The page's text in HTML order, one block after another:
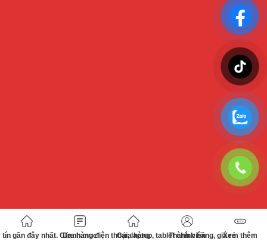
gần đây nhất. Cửa hàng điện thoại, laptop, tablet chính hãng, giá rẻ
Danh mục Cửa hàng Thành viên Xem thêm